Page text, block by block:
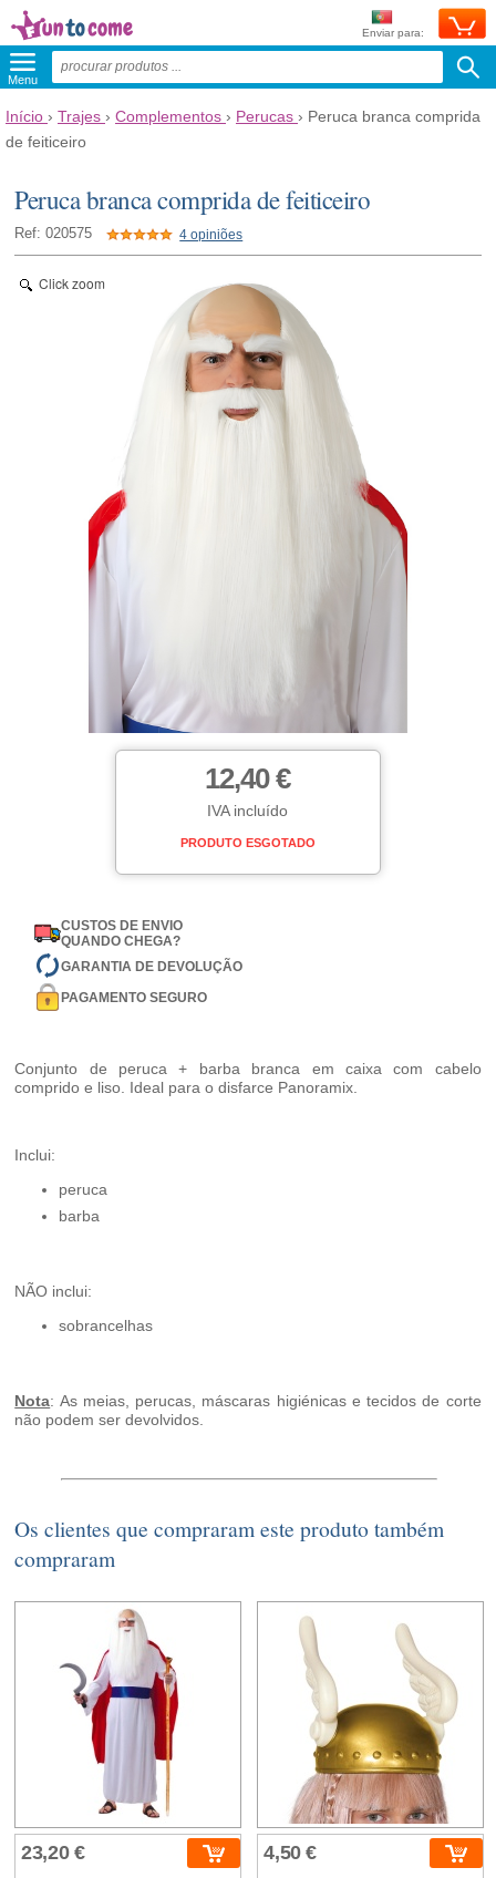
Enviar para:
Menu
Início › Trajes › Complementos › Perucas › Peruca branca comprida
de feiticeiro
Peruca branca comprida de feiticeiro
Ref: 020575 4 opiniões
Click zoom
12,40 €
IVA incluído
PRODUTO ESGOTADO
CUSTOS DE ENVIO
QUANDO CHEGA?
GARANTIA DE DEVOLUÇÃO
PAGAMENTO SEGURO
Conjunto de peruca + barba branca em caixa com cabelo
comprido e liso. Ideal para o disfarce Panoramix.
Inclui:
peruca
barba
NÃO inclui:
sobrancelhas
Nota: As meias, perucas, máscaras higiénicas e tecidos de corte
não podem ser devolvidos.
Os clientes que compraram este produto também
compraram
23,20 € 4,50 €